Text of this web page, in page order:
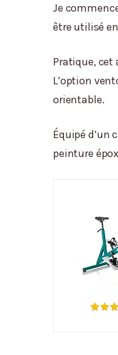
Je
être utilisé en
Pratique, cet
L’option
orientable.
Équipé d’un
peinture